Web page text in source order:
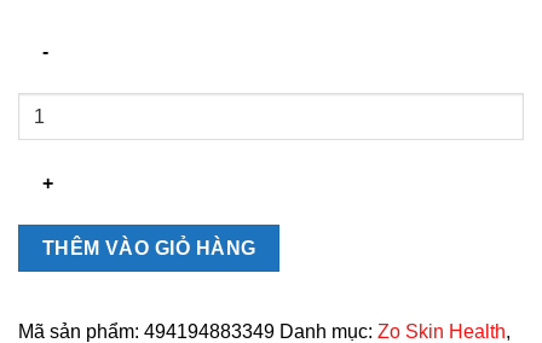
Miếng
bào
Skin
Oil
THÊM VÀO GIỎ HÀNG
Mã sản phẩm: 494194883349 Danh mục: Zo Skin Health,